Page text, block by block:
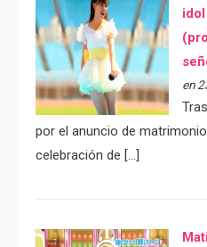
en
por el anuncio de
celebración de […]